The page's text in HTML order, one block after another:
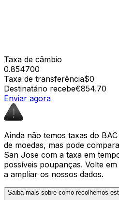
Taxa de câmbio
0.854700
Taxa de transferência$0
Destinatário recebe€854.70
Enviar agora
Ainda não temos taxas do
de moedas, mas pode
San Jose com a taxa em
possíveis poupanças. Volte
a ampliar os nossos dados.
Saiba mais sobre como recolhemos